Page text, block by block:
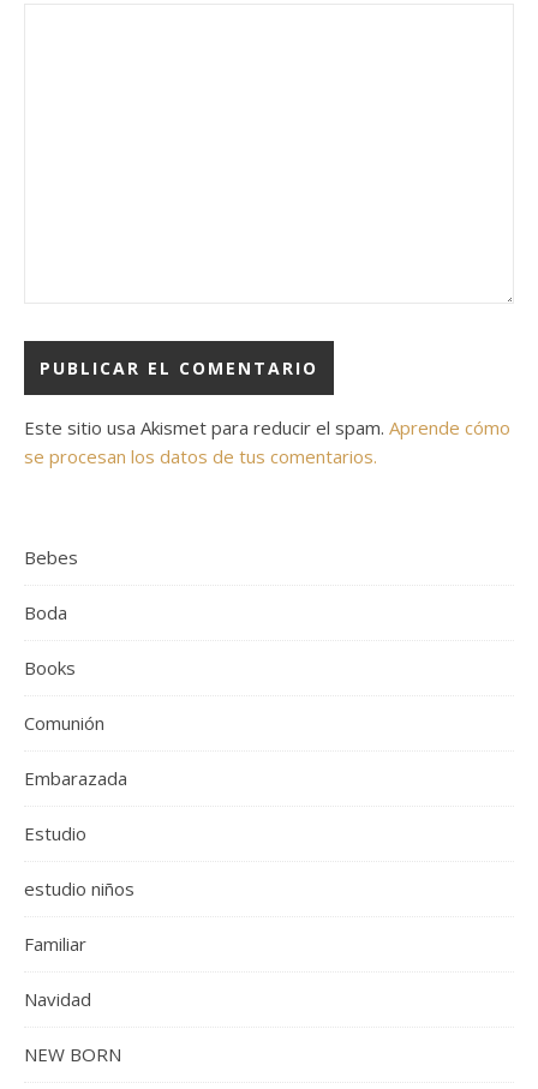
Este sitio usa Akismet para reducir el spam. Aprende cómo
se procesan los datos de tus comentarios.
Bebes
Boda
Books
Comunión
Embarazada
Estudio
estudio niños
Familiar
Navidad
NEW BORN